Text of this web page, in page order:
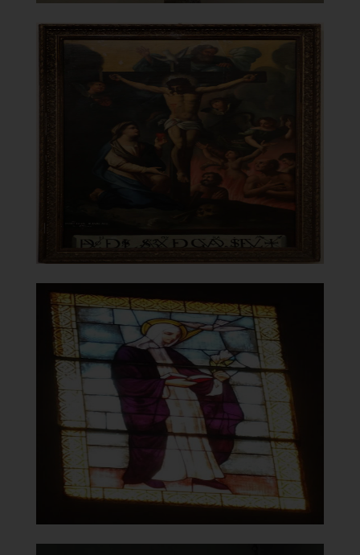
Chiesa della Vergine del
Carmelo
Dipinto di Francesco Basile
Clicca per ingrandire
]
Chiesa della Vergine del
Carmelo
Vetrata
[
Clicca per ingrandire
]